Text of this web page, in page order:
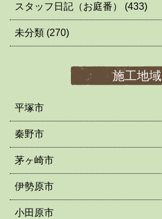
スタッフ日記（お庭番） (433)
未分類 (270)
施工地域
平塚市
秦野市
茅ヶ崎市
伊勢原市
小田原市